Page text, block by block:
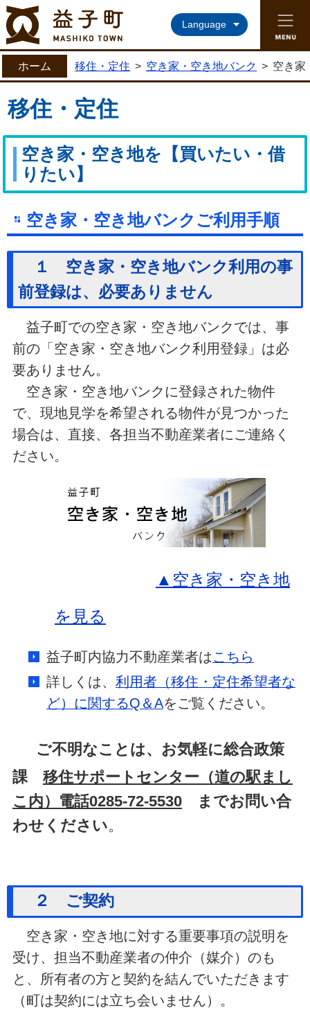
益子町ホームページ
Language
ホーム 移住・定住 > 空き家・空き地バンク > 空き家
移住・定住
空き家・空き地を【買いたい・借
りたい】
空き家・空き地バンクご利用手順
１ 空き家・空き地バンク利用の事
前登録は、必要ありません
益子町での空き家・空き地バンクでは、事
前の「空き家・空き地バンク利用登録」は必
要ありません。
空き家・空き地バンクに登録された物件
で、現地見学を希望される物件が見つかった
場合は、直接、各担当不動産業者にご連絡く
ださい。
▲空き家・空き地
を見る
益子町内協力不動産業者はこちら
詳しくは、 利用者（移住・定住希望者な
ど）に関するQ＆Aをご覧ください。
ご不明なことは、お気軽に総合政策
課 移住サポートセンター（道の駅まし
こ内）電話0285-72-5530までお問い合
わせください。
２ ご契約
空き家・空き地に対する重要事項の説明を
受け、担当不動産業者の仲介（媒介）のも
と、所有者の方と契約を結んでいただきます
（町は契約には立ち会いません）。